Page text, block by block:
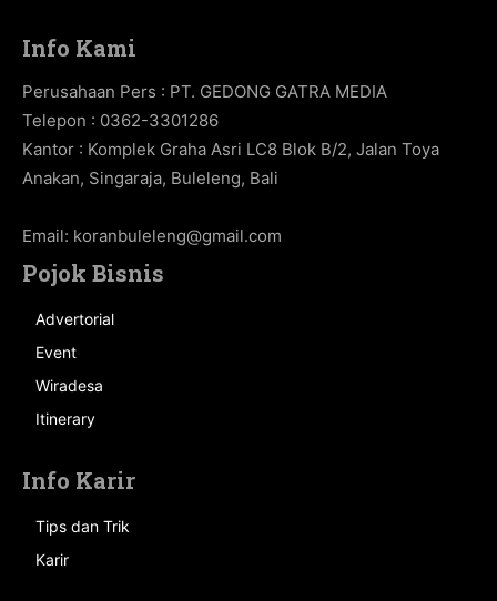
Info Kami
Perusahaan Pers : PT. GEDONG GATRA MEDIA
Telepon : 0362-3301286
Kantor : Komplek Graha Asri LC8 Blok B/2, Jalan Toya
Anakan, Singaraja, Buleleng, Bali
Email: koranbuleleng@gmail.com
Pojok Bisnis
Advertorial
Event
Wiradesa
Itinerary
Info Karir
Tips dan Trik
Karir